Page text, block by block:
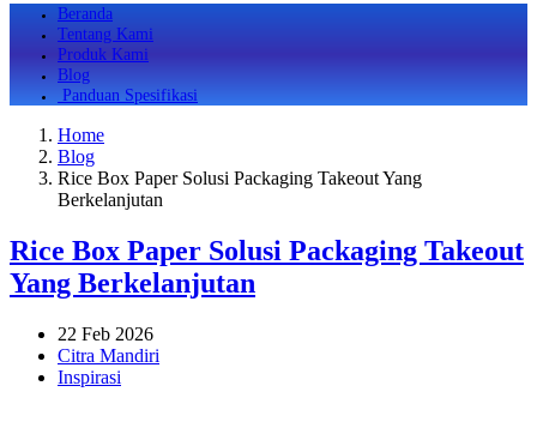
Beranda
Tentang Kami
Produk Kami
Blog
Panduan Spesifikasi
Home
Blog
Rice Box Paper Solusi Packaging Takeout Yang
Berkelanjutan
Rice Box Paper Solusi Packaging Takeout
Yang Berkelanjutan
22 Feb 2026
Citra Mandiri
Inspirasi